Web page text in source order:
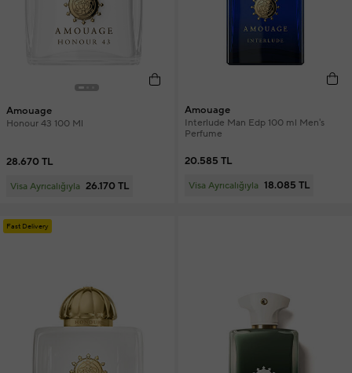
Amouage
Honour 43 100 Ml
28.670 TL
Visa Ayrıcalığıyla 26.170 TL
Amouage
Interlude Man Edp 100 ml Men's
Perfume
20.585 TL
Visa Ayrıcalığıyla 18.085 TL
Fast Delivery